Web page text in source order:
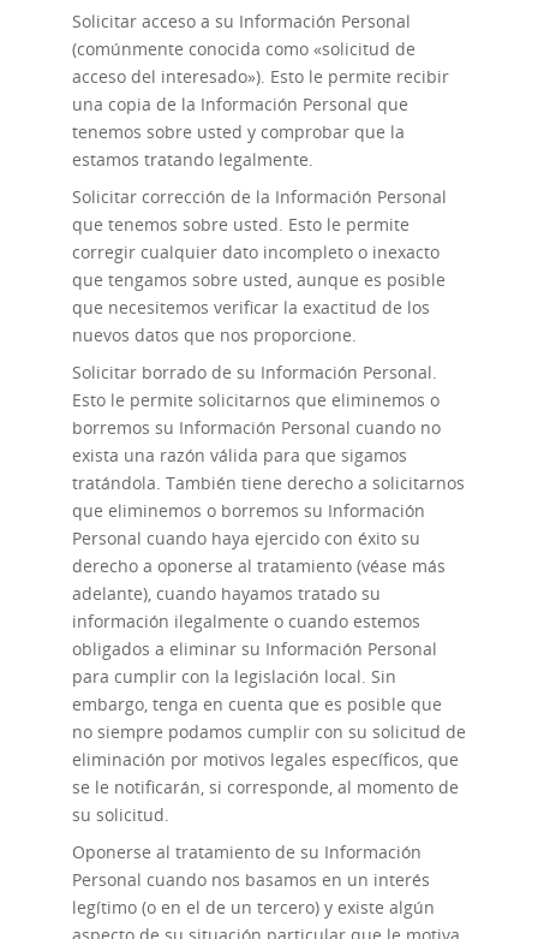
Solicitar acceso a su Información Personal
(comúnmente conocida como «solicitud de
acceso del interesado»). Esto le permite recibir
una copia de la Información Personal que
tenemos sobre usted y comprobar que la
estamos tratando legalmente.
Solicitar corrección de la Información Personal
que tenemos sobre usted. Esto le permite
corregir cualquier dato incompleto o inexacto
que tengamos sobre usted, aunque es posible
que necesitemos verificar la exactitud de los
nuevos datos que nos proporcione.
Solicitar borrado de su Información Personal.
Esto le permite solicitarnos que eliminemos o
borremos su Información Personal cuando no
exista una razón válida para que sigamos
tratándola. También tiene derecho a solicitarnos
que eliminemos o borremos su Información
Personal cuando haya ejercido con éxito su
derecho a oponerse al tratamiento (véase más
adelante), cuando hayamos tratado su
información ilegalmente o cuando estemos
obligados a eliminar su Información Personal
para cumplir con la legislación local. Sin
embargo, tenga en cuenta que es posible que
no siempre podamos cumplir con su solicitud de
eliminación por motivos legales específicos, que
se le notificarán, si corresponde, al momento de
su solicitud.
Oponerse al tratamiento de su Información
Personal cuando nos basamos en un interés
legítimo (o en el de un tercero) y existe algún